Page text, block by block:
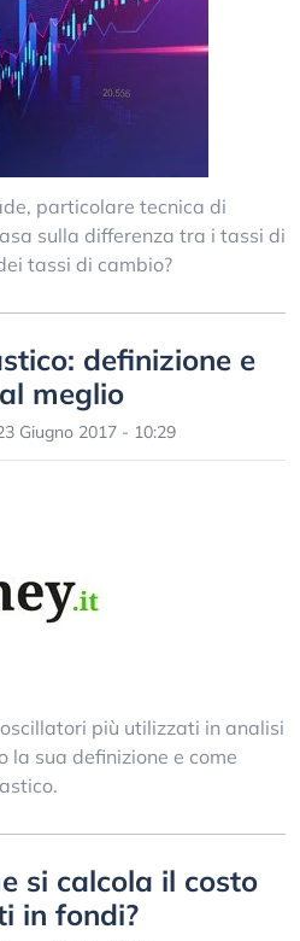
particolare tecnica di
sulla differenza tra i tassi di
tassi di cambio?
definizione e
meglio
Giugno 2017 - 10:29
più utilizzati in analisi
la sua definizione e come
si calcola il costo
in fondi?